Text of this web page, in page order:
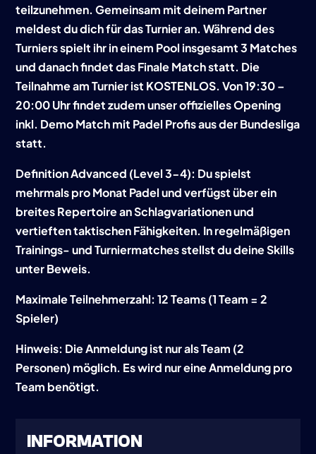
teilzunehmen. Gemeinsam mit deinem Partner
meldest du dich für das Turnier an. Während des
Turniers spielt ihr in einem Pool insgesamt 3 Matches
und danach findet das Finale Match statt. Die
Teilnahme am Turnier ist KOSTENLOS. Von 19:30 –
20:00 Uhr findet zudem unser offizielles Opening
inkl. Demo Match mit Padel Profis aus der Bundesliga
statt.
Definition Advanced (Level 3-4): Du spielst
mehrmals pro Monat Padel und verfügst über ein
breites Repertoire an Schlagvariationen und
vertieften taktischen Fähigkeiten. In regelmäßigen
Trainings- und Turniermatches stellst du deine Skills
unter Beweis.
Maximale Teilnehmerzahl: 12 Teams (1 Team = 2
Spieler)
Hinweis: Die Anmeldung ist nur als Team (2
Personen) möglich. Es wird nur eine Anmeldung pro
Team benötigt.
INFORMATION